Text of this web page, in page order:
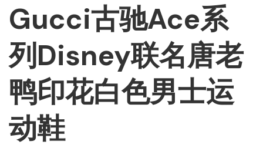
Gucci古驰Ace系
列Disney联名唐老
鸭印花白色男士运
动鞋